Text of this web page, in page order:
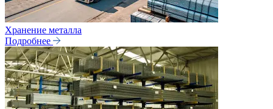
Хранение металла
Подробнее